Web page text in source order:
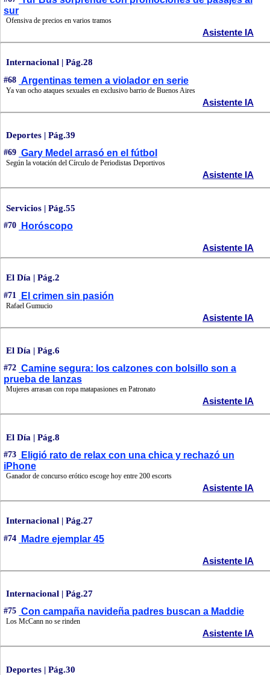
sur
Ofensiva de precios en varios tramos
Asistente IA
Internacional | Pág.28
#68 Argentinas temen a violador en serie
Ya van ocho ataques sexuales en exclusivo barrio de Buenos Aires
Asistente IA
Deportes | Pág.39
#69 Gary Medel arrasó en el fútbol
Según la votación del Círculo de Periodistas Deportivos
Asistente IA
Servicios | Pág.55
#70 Horóscopo
Asistente IA
El Día | Pág.2
#71 El crimen sin pasión
Rafael Gumucio
Asistente IA
El Día | Pág.6
#72 Camine segura: los calzones con bolsillo son a
prueba de lanzas
Mujeres arrasan con ropa matapasiones en Patronato
Asistente IA
El Día | Pág.8
#73
Eligió rato de relax con una chica y rechazó un
iPhone
Ganador de concurso erótico escoge hoy entre 200 escorts
Asistente IA
Internacional | Pág.27
#74 Madre ejemplar 45
Asistente IA
Internacional | Pág.27
#75 Con campaña navideña padres buscan a Maddie
Los McCann no se rinden
Asistente IA
Deportes | Pág.30